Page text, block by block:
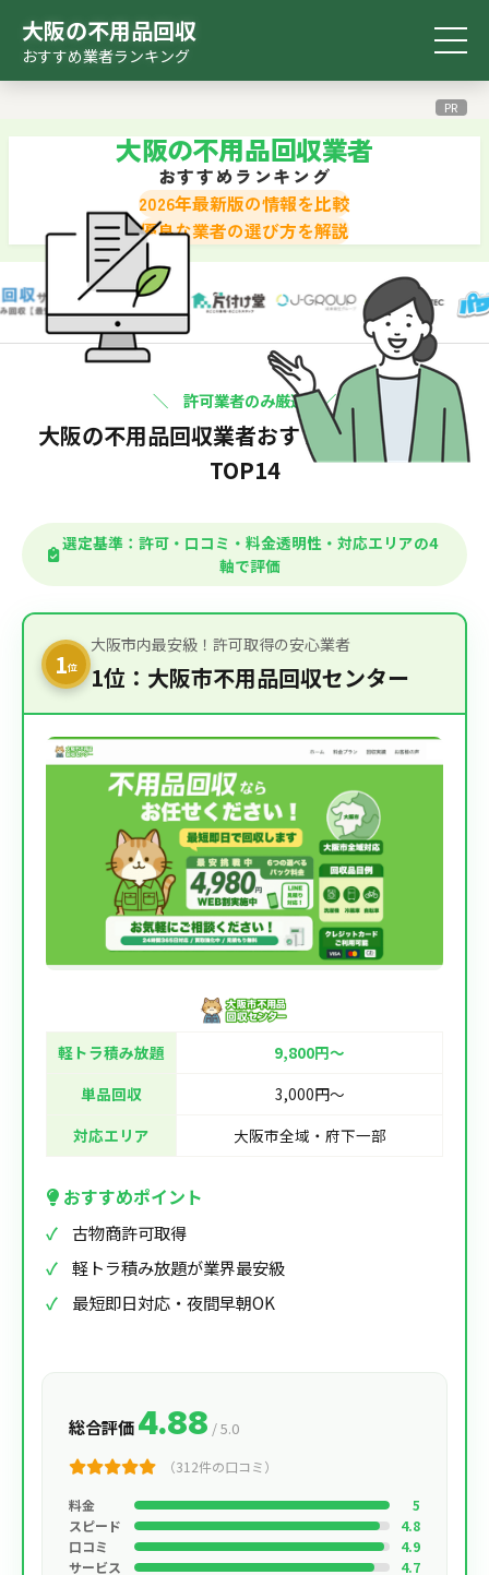
大阪の不用品回収
おすすめ業者ランキング
検索ツール
PR
大阪の不用品回収業者
おすすめランキング
2026年最新版の情報を比較
優良な業者の選び方を解説
＼ 許可業者のみ厳選 ／
大阪の不用品回収業者おすすめランキング
TOP14
選定基準：許可・口コミ・料金透明性・対応エリアの4
軸で評価
1位
大阪市内最安級！許可取得の安心業者
1位：大阪市不用品回収センター
軽トラ積み放題
9,800円〜
単品回収
3,000円〜
対応エリア
大阪市全域・府下一部
おすすめポイント
古物商許可取得
軽トラ積み放題が業界最安級
最短即日対応・夜間早朝OK
総合評価4.88 / 5.0
（312件の口コミ）
料金
5
スピード
4.8
口コミ
4.9
サービス
4.7